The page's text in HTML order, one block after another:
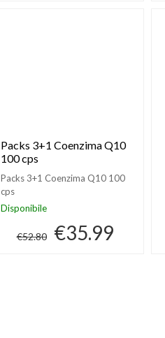
Packs 3+1 Coenzima Q10
100 cps
Packs 3+1 Coenzima Q10 100
cps
Disponibile
€52.80 €35.99